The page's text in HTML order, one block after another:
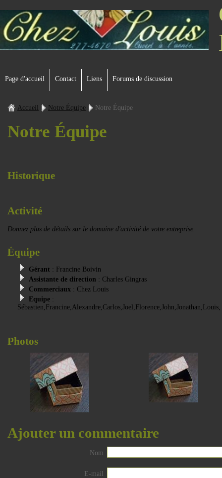
Page d'accueil Contact Liens Forums de discussion
Accueil Notre Équipe Notre Équipe
Notre Équipe
Historique
Activité
Donnez plus de détails sur le domaine d'activité de votre entreprise.
Équipe
Gérant : Francine Boivin
Assistante de direction : Charles Gingras
Commerciaux : Chez Louis
Equipe :
Photos
Ajouter un commentaire
Nom
E-mail